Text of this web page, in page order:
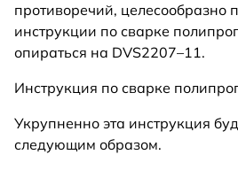
противоречий, целесообразно
инструкции по сварке
опираться на DVS2207–11.
Инструкция по сварке
Укрупненно эта инструкция
следующим образом.